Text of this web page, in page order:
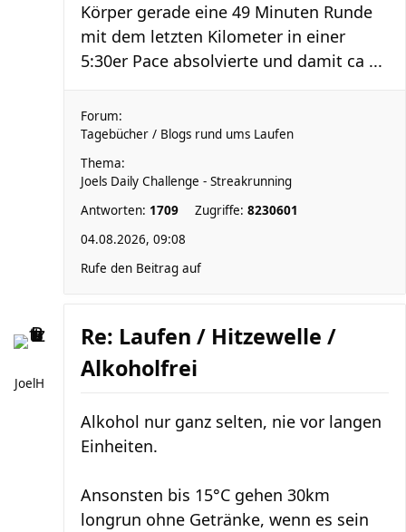
Körper gerade eine 49 Minuten Runde
mit dem letzten Kilometer in einer
5:30er Pace absolvierte und damit ca ...
Forum:
Tagebücher / Blogs rund ums Laufen
Thema:
Joels Daily Challenge - Streakrunning
Antworten: 1709 Zugriffe: 8230601
04.08.2026, 09:08
Rufe den Beitrag auf
JoelH
Re: Laufen / Hitzewelle /
Alkoholfrei
Alkohol nur ganz selten, nie vor langen
Einheiten.
Ansonsten bis 15°C gehen 30km
longrun ohne Getränke, wenn es sein